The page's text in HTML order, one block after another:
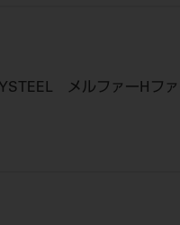
メルファーHフ